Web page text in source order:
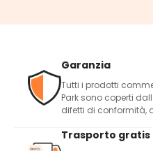
Garanzia
Tutti i prodotti
Park sono coperti
difetti di conformità,
Trasporto gratis